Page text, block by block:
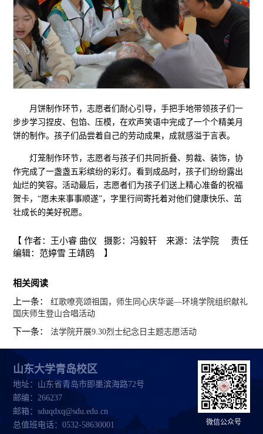
月饼制作环节，志愿者们耐心引导，手把手地带领孩子们一
步步学习捏皮、包馅、压模，在欢声笑语中完成了一个个精美月
饼的制作。孩子们品尝着自己的劳动成果，成就感溢于言表。
灯笼制作环节，志愿者与孩子们共同折叠、剪裁、装饰，协
作完成了一盏盏五彩缤纷的彩灯。看到成品时，孩子们纷纷露出
灿烂的笑容。活动最后，志愿者们为孩子们送上精心准备的祝福
贺卡，“愿未来事事顺遂”，字里行间寄托着对他们健康快乐、茁
壮成长的美好祝愿。
【 作者：王小睿 曲仪 摄影：冯毅轩 来源：法学院 责任
编辑：范婷雪 王靖鸥 】
相关阅读
上一条：红歌嘹亮颂祖国，师生同心庆华诞—环境学院组织献礼
国庆师生登山合唱活动
下一条： 法学院开展9.30烈士纪念日主题志愿活动
山东大学青岛校区
地址：山东省青岛市即墨滨海路72号
邮编：266237
邮箱：sduqdxq@sdu.edu.cn
总值班电话：0532-58630001
微信公众号